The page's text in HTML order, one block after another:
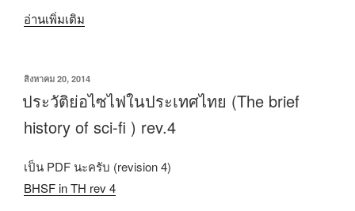
อ่านเพิ่มเติม
เขียน
ที่
สิงหาคม 20, 2014
ประวัติย่อไซไฟในประเทศไทย (The brief
history of sci-fi ) rev.4
เป็น PDF นะครับ (revision 4)
BHSF in TH rev 4